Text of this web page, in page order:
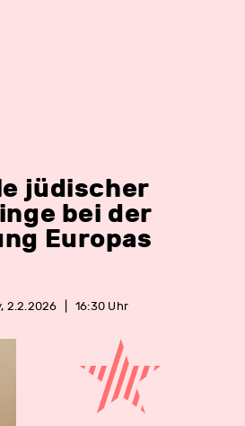
jüdischer
bei der
Europas
2.2.2026 16:30 Uhr